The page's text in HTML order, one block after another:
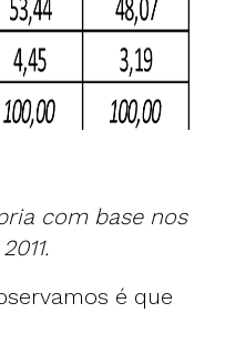
com base nos
é que